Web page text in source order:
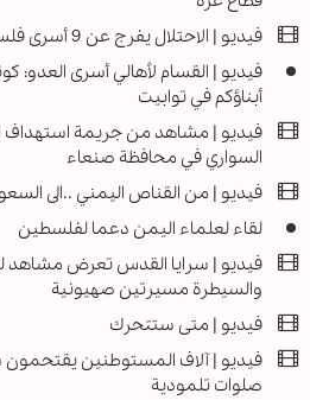
فیديو | الاحتلال يفرج عن 9 أسرى فلسطينيين من قطاع غزة
فيديو | القسام لأهالي أسرى العدو:
أبناؤكم في توابيت
فيديو | مشاهد من جريمة استهداف
السواري في محافظة صنعاء
فيديو | من القناص اليمني ..الى
لقاء لعلماء اليمن دعما لفلسطين
فيديو | سرايا القدس تعرض مشاهد
والسيطرة مسيرتين صهيونية
فیديو | متى ستتحرك
فيديو | آلاف المستوطنين يقتحمون
صلوات تلمودية